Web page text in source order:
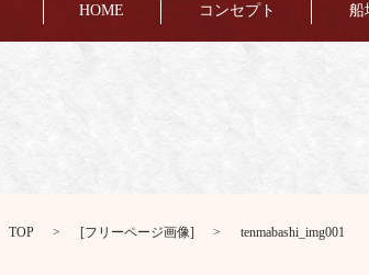
HOME コンセプト 船
TOP [フリーページ画像] tenmabashi_img001